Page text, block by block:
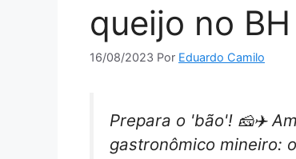
queijo no
16/08/2023 Por Eduardo Camilo
Prepara o 'bão'! 🧀✈️
gastronômico mineiro: